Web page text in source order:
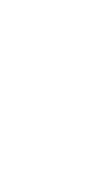
impiegati studi
ricercatori,
fotografi, traduttori,
di viaggio,
di
elettrici
di sicurezza generali